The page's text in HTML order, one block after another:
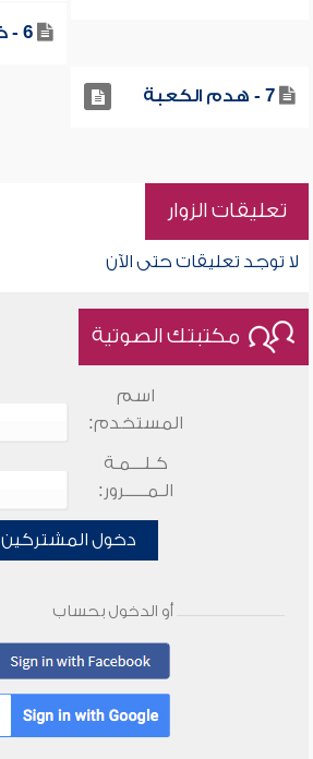
6 - خروج المهدي
7 - هدم الكعبة
تعليقات الزوار
لا توجد تعليقات حتى الآن
مكتبتك الصوتية
اسم
المستخدم:
كـلـــمـة
الـمـــــرور:
دخول المشتركين
أو الدخول بحساب